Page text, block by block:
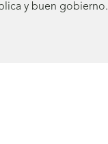
y buen gobierno.